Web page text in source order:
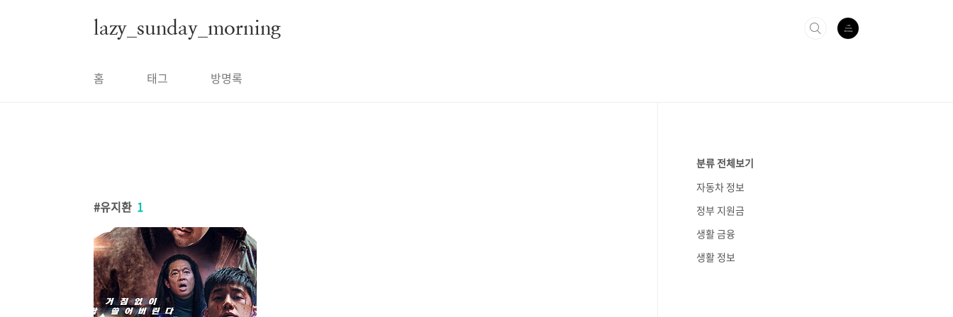
lazy_sunday_morning
홈 태그 방명록
유지환 1
분류 전체보기
자동차 정보
정부 지원금
생활 금융
생활 정보